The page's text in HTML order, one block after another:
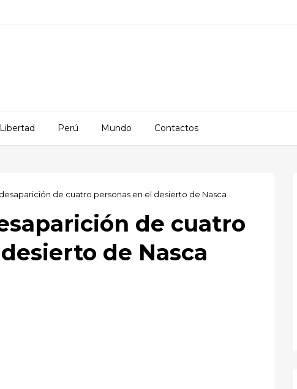
Perú Mundo Contactos
de cuatro personas en el desierto de Nasca
de cuatro
de Nasca